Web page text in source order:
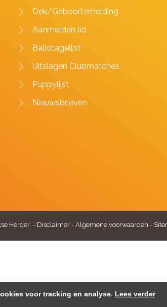
Dek/Geboortemelding
Aanmelden lid
Ballotagelijst
Uitslagen Clubmatches
Puppylijst
Nieuwsbrieven
Herder - Disclaimer- Algemene voorwaarden -
voor tracking en analyse. Lees verder